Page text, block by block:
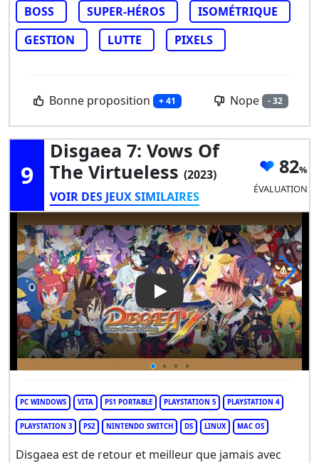
BOSS
SUPER-HÉROS
ISOMÉTRIQUE
GESTION
LUTTE PIXELS
Bonne proposition + 41 Nope - 32
9
Disgaea 7: Vows Of
The Virtueless (2023)
VOIR DES JEUX SIMILAIRES
82
ÉVALUATION
Play Video: Disgaea 7: Vows
PC WINDOWS VITA PS1 PORTABLE PLAYSTATION 5 PLAYSTATION 4
PLAYSTATION 3 PS2 NINTENDO SWITCH DS LINUX MAC OS
Disgaea est de retour et meilleur que jamais avec